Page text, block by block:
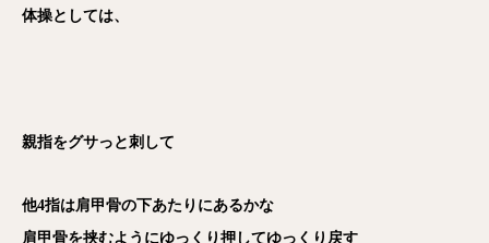
体操としては、
親指をグサっと刺して
他4指は肩甲骨の下あたりにあるかな
肩甲骨を挟むようにゆっくり押してゆっくり戻す